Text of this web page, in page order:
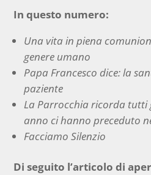
In questo numero:
Una vita in piena
genere umano
Papa Francesco dice: la
paziente
La Parrocchia ricorda tutti
anno ci hanno preceduto
Facciamo Silenzio
Di seguito l’articolo di